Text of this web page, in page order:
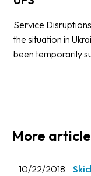
Service
the situation in
been temporarily
More
10/22/2018